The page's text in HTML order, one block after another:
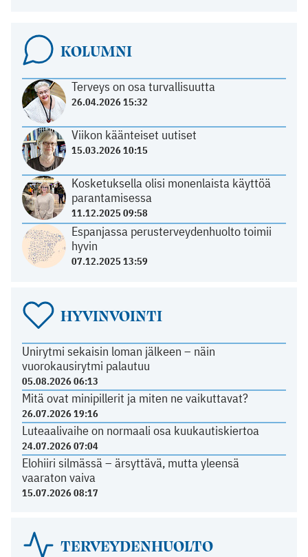
KOLUMNI
Terveys on osa turvallisuutta
26.04.2026 15:32
Viikon käänteiset uutiset
15.03.2026 10:15
Kosketuksella olisi monenlaista käyttöä
parantamisessa
11.12.2025 09:58
Espanjassa perusterveydenhuolto toimii
hyvin
07.12.2025 13:59
HYVINVOINTI
Unirytmi sekaisin loman jälkeen – näin
vuorokausirytmi palautuu
05.08.2026 06:13
Mitä ovat minipillerit ja miten ne vaikuttavat?
26.07.2026 19:16
Luteaalivaihe on normaali osa kuukautiskiertoa
24.07.2026 07:04
Elohiiri silmässä – ärsyttävä, mutta yleensä
vaaraton vaiva
15.07.2026 08:17
TERVEYDENHUOLTO